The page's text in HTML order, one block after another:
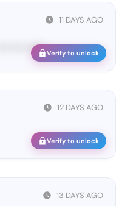
11 DAYS AGO
•••• •••••• Verify to unlock
12 DAYS AGO
Verify to unlock
13 DAYS AGO